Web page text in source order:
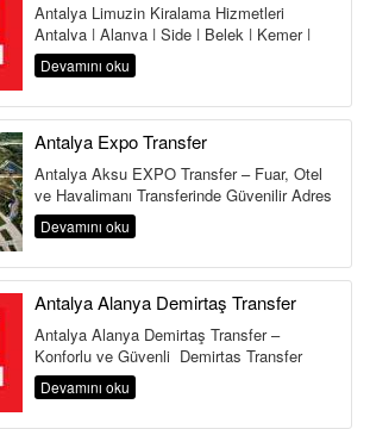
Antalya Limuzin Kiralama Hizmetleri
Antalya | Alanya | Side | Belek | Kemer |
Lara | Kundu | Land of Legends Antalya,...
Devamını oku
Antalya Expo Transfer
Antalya Aksu EXPO Transfer – Fuar, Otel
ve Havalimanı Transferinde Güvenilir Adres
Antalya Aksu Transfer Hi...
Devamını oku
Antalya Alanya Demirtaş Transfer
Antalya Alanya Demirtaş Transfer –
Konforlu ve Güvenli Demirtaş Transfer
Hizmeti Antalya Havalimanı&...
Devamını oku